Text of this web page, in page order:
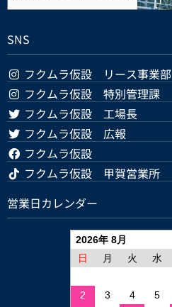
SNS
フクムラ仮設 リース事業部
フクムラ仮設 特別管理課
フクムラ仮設 工場長
フクムラ仮設 広報
フクムラ仮設
フクムラ仮設 甲賀営業所
営業日カレンダー
2026年 8月
日
月 火 水
2
3 4 5